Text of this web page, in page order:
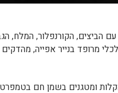
הביצים, הקורנפלור, המלח,
מרופד בנייר אפייה,